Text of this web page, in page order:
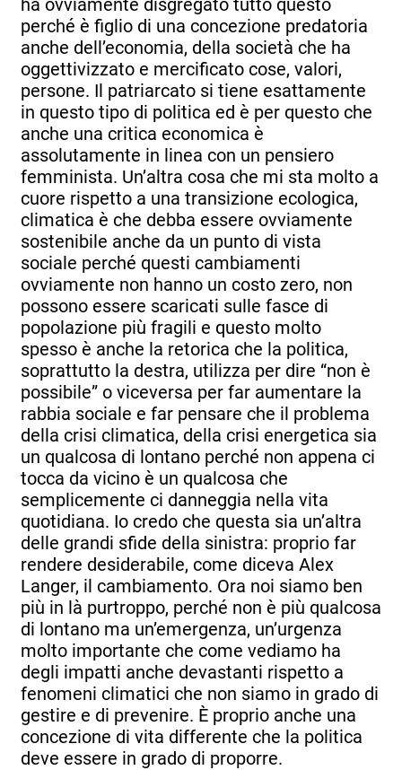
ha ovviamente disgregato tutto questo
perché è figlio di una concezione predatoria
anche dell’economia, della società che ha
oggettivizzato e mercificato cose, valori,
persone. Il patriarcato si tiene esattamente
in questo tipo di politica ed è per questo che
anche una critica economica è
assolutamente in linea con un pensiero
femminista. Un’altra cosa che mi sta molto a
cuore rispetto a una transizione ecologica,
climatica è che debba essere ovviamente
sostenibile anche da un punto di vista
sociale perché questi cambiamenti
ovviamente non hanno un costo zero, non
possono essere scaricati sulle fasce di
popolazione più fragili e questo molto
spesso è anche la retorica che la politica,
soprattutto la destra, utilizza per dire “non è
possibile” o viceversa per far aumentare la
rabbia sociale e far pensare che il problema
della crisi climatica, della crisi energetica sia
un qualcosa di lontano perché non appena ci
tocca da vicino è un qualcosa che
semplicemente ci danneggia nella vita
quotidiana. Io credo che questa sia un’altra
delle grandi sfide della sinistra: proprio far
rendere desiderabile, come diceva Alex
Langer, il cambiamento. Ora noi siamo ben
più in là purtroppo, perché non è più qualcosa
di lontano ma un’emergenza, un’urgenza
molto importante che come vediamo ha
degli impatti anche devastanti rispetto a
fenomeni climatici che non siamo in grado di
gestire e di prevenire. È proprio anche una
concezione di vita differente che la politica
deve essere in grado di proporre.